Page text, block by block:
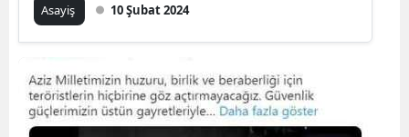
Asayiş 10 Şubat 2024